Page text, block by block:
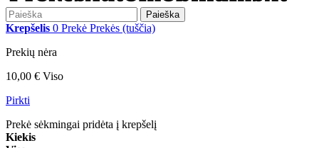
Paieška
Krepšelis 0 Prekė Prekės (tuščia)
Prekių nėra
10,00 € Viso
Pirkti
Prekė sėkmingai pridėta į krepšelį
Kiekis